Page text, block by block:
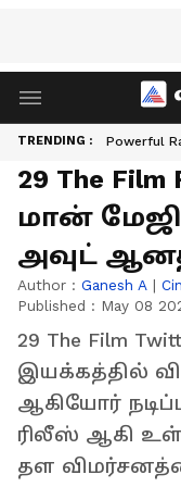
TRENDING : Powerful
29 The
மான்
அவுட்
Author : Ganesh A |
Published : May 08
29 The Film
இயக்கத்தில்
ஆகியோர்
ரிலீஸ் ஆகி
தள